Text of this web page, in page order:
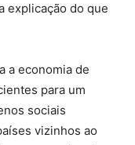
explicação do que
a economia de
para um
sociais
vizinhos ao